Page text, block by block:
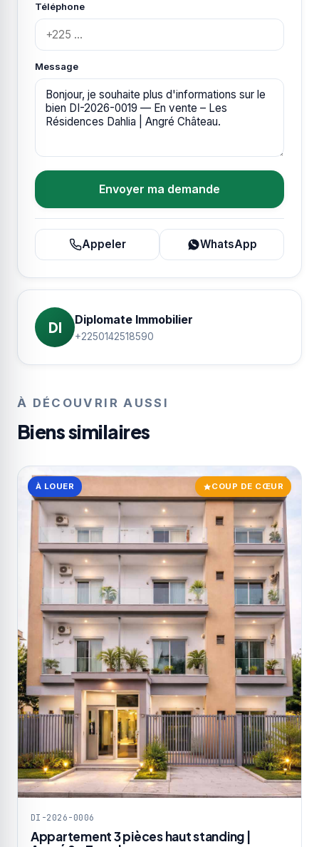
Téléphone
Message
Envoyer ma demande
Appeler WhatsApp
DI Diplomate Immobilier
+2250142518590
À DÉCOUVRIR AUSSI
Biens similaires
À LOUER COUP DE CŒUR
DI-2026-0006
Appartement 3 pièces haut standing |